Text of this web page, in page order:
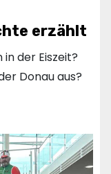
erzählt
der Eiszeit?
Donau aus?